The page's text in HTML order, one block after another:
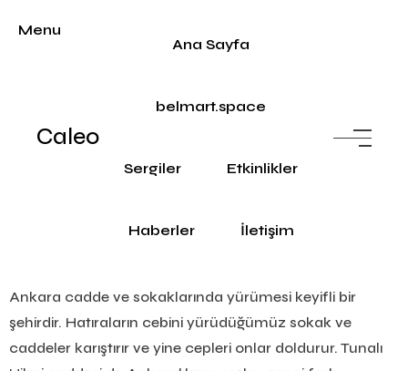
Caleo
Menu
Ana Sayfa
belmart.space
Sergiler Etkinlikler
Haberler İletişim
Ankara cadde ve sokaklarında yürümesi keyifli bir
şehirdir. Hatıraların cebini yürüdüğümüz sokak ve
caddeler karıştırır ve yine cepleri onlar doldurur. Tunalı